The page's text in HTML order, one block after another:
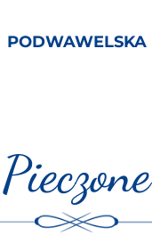
PODWAWELSKA
Pieczone